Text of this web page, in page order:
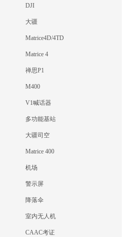
DJI
大疆
Matrice4D/4TD
Matrice 4
禅思P1
M400
V1喊话器
多功能基站
大疆司空
Matrice 400
机场
警示屏
降落伞
室内无人机
CAAC考证